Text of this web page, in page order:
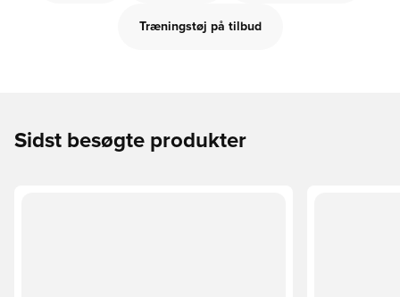
Træningstøj på tilbud
Sidst besøgte produkter